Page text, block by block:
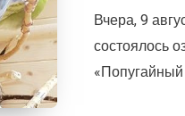
Вчера, 9
состоялось
«Попугайный